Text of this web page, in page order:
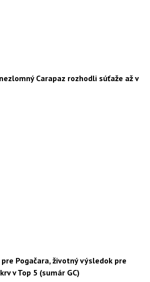
Carapaz rozhodli súťaže až v
Pogačara, životný výsledok pre
v Top 5 (sumár GC)